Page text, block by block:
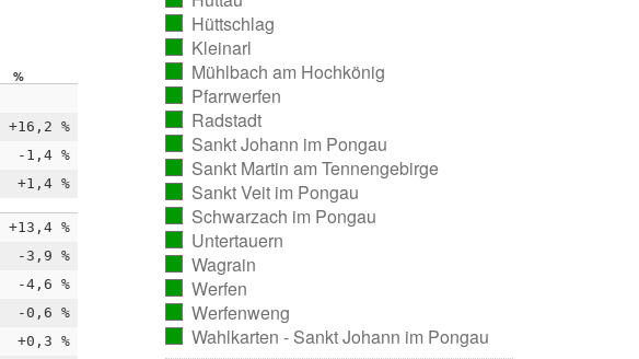
%
+16,2 %
-1,4 %
+1,4 %
+13,4 %
-3,9 %
-4,6 %
-0,6 %
+0,3 %
ausgezählt)
Hüttschlag
ausgezählt)
Kleinarl
ausgezählt)
Mühlbach am Hochkönig(vollständig
ausgezählt)
Pfarrwerfen
ausgezählt)
Radstadt
ausgezählt)
Sankt Johann im Pongau(vollständig
ausgezählt)
Sankt Martin am Tennengebirge
(vollständig
ausgezählt)
Sankt Veit im Pongau
ausgezählt)
Schwarzach im Pongau(vollständig
ausgezählt)
Untertauern
ausgezählt)
Wagrain
ausgezählt)
Werfen
ausgezählt)
Werfenweng
ausgezählt)
Wahlkarten - Sankt Johann im Pongau
(vollständig